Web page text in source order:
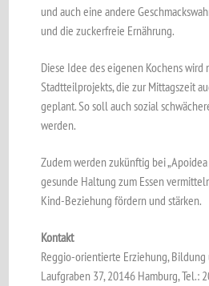
und auch eine andere
und die zuckerfreie Ernährung.
Diese Idee des eigenen Kochens
Stadtteilprojekts, die zur Mittagszeit
geplant. So soll auch sozial
werden.
Zudem werden zukünftig bei
gesunde Haltung zum Essen
Kind-Beziehung fördern und stärken.
Kontakt
Reggio-orientierte Erziehung,
Laufgraben 37, 20146 Hamburg, Tel.: